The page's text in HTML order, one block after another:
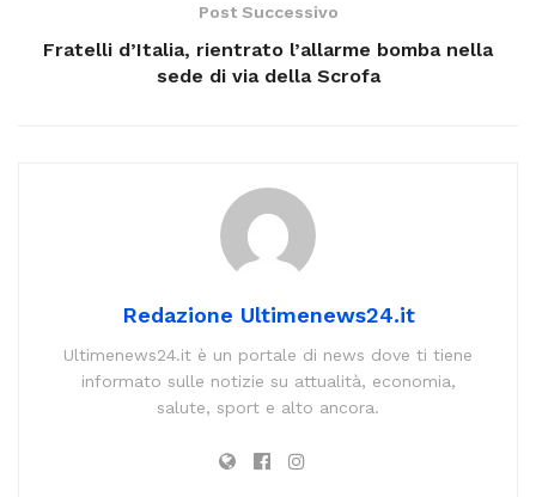
Post Successivo
Fratelli d’Italia, rientrato l’allarme bomba nella
sede di via della Scrofa
Redazione Ultimenews24.it
Ultimenews24.it è un portale di news dove ti tiene
informato sulle notizie su attualità, economia,
salute, sport e alto ancora.